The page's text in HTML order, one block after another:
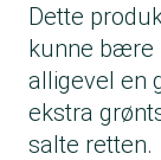
Dette
kunne bære
alligevel en
ekstra
salte retten.